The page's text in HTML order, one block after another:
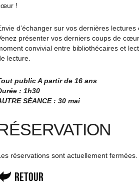
!
d’échanger sur vos dernières
présenter vos derniers coups de
convivial entre bibliothécaires et
lecture.
public A partir de 16 ans
: 1h30
SÉANCE : 30 mai
réservations sont actuellement fermées.
Retour